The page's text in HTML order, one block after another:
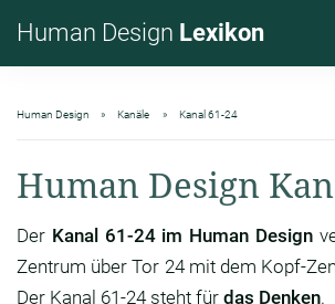
Human Design Lexikon
Human Design Kanäle Kanal 61-24
Human Design
Der Kanal 61-24 im Human Design
Zentrum über Tor 24 mit dem Kopf-
Der Kanal 61-24 steht für das Denken.